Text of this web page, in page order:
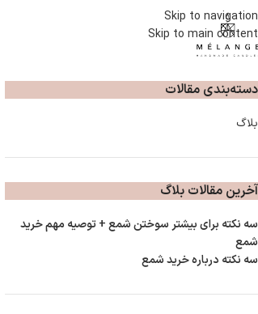
Skip to navigation
Skip to main content
دسته‌‌بندی مقالات
بلاگ
آخرین مقالات بلاگ
سه نکته برای بیشتر سوختن شمع + توصیه مهم خرید
شمع
سه نکته درباره خرید شمع